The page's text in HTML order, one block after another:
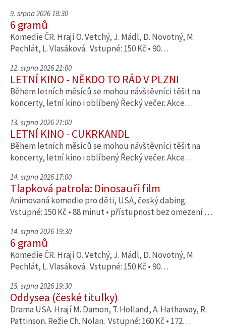
9. srpna 2026 18:30
6 gramů
Komedie ČR. Hrají O. Vetchý, J. Mádl, D. Novotný, M.
Pechlát, L. Vlasáková. Vstupné: 150 Kč • 90…
12. srpna 2026 21:00
LETNÍ KINO - NĚKDO TO RÁD V PLZNI
Během letních měsíců se mohou návštěvníci těšit na
koncerty, letní kino i oblíbený Řecký večer. Akce…
13. srpna 2026 21:00
LETNÍ KINO - CUKRKANDL
Během letních měsíců se mohou návštěvníci těšit na
koncerty, letní kino i oblíbený Řecký večer. Akce…
14. srpna 2026 17:00
Tlapková patrola: Dinosauří film
Animovaná komedie pro děti, USA, český dabing.
Vstupné: 150 Kč • 88 minut • přístupnost bez omezení …
14. srpna 2026 19:30
6 gramů
Komedie ČR. Hrají O. Vetchý, J. Mádl, D. Novotný, M.
Pechlát, L. Vlasáková. Vstupné: 150 Kč • 90…
15. srpna 2026 19:30
Oddysea (české titulky)
Drama USA. Hrají M. Damon, T. Holland, A. Hathaway, R.
Pattinson. Režie Ch. Nolan. Vstupné: 160 Kč • 172…